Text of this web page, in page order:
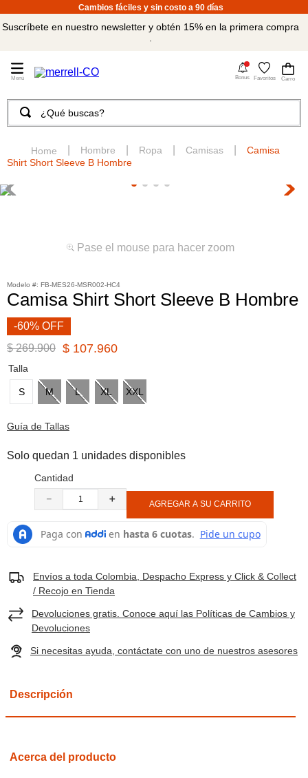
Cambios fáciles y sin costo a 90 días
Suscríbete en nuestro newsletter y obtén 15% en la primera compra
4
Bonus Favoritos
¿Qué buscas?
Hombre Ropa Camisas
Camisa
Shirt Short Sleeve B Hombre
Pase el mouse para hacer zoom
: FB-MES26-MSR002-HC4
Camisa Shirt Short Sleeve B Hombre
-60% OFF
$ 269.900 $ 107.960
Talla
L
M
S XL XXL
Guía de Tallas
Solo quedan 1 unidades disponibles
Cantidad
＋
－ AGREGAR A SU CARRITO
Envíos a toda Colombia, Despacho Express y Click & Collect
/ Recojo en Tienda
Devoluciones gratis. Conoce aquí las Políticas de Cambios y
Devoluciones
Si necesitas ayuda, contáctate con uno de nuestros asesores
Descripción
Acerca del producto
TÉRMINOS MÁS BUSCADOS
.
merrell hombre
morrales
7.
sandalias
8.
botas hombre
9.
cachuchas
10